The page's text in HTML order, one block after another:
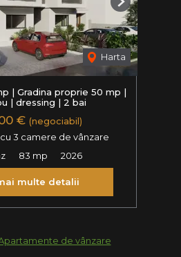
Harta
Next
| Gradina proprie 50 mp |
| dressing | 2 bai
€ (negociabil)
3 camere de vânzare
83 mp 2026
multe detalii
de vânzare